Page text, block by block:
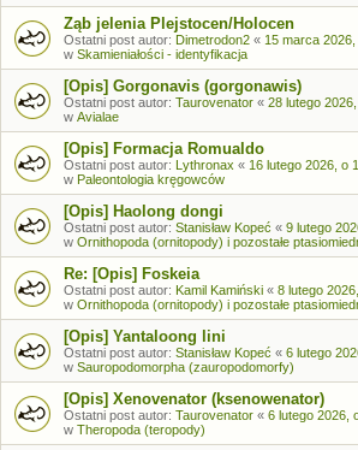
Ząb jelenia Plejstocen/Holocen
Ostatni post autor: Dimetrodon2 « 15 marca
w Skamieniałości - identyfikacja
[Opis] Gorgonavis (gorgonawis)
Ostatni post autor: Taurovenator « 28 lutego
w Avialae
[Opis] Formacja Romualdo
Ostatni post autor: Lythronax « 16 lutego 2026, o
w Paleontologia kręgowców
[Opis] Haolong dongi
Ostatni post autor: Stanisław Kopeć « 9 lutego
w Ornithopoda (ornitopody) i pozostałe
Re: [Opis] Foskeia
Ostatni post autor: Kamil Kamiński « 8 lutego
w Ornithopoda (ornitopody) i pozostałe
[Opis] Yantaloong lini
Ostatni post autor: Stanisław Kopeć « 6 lutego
w Sauropodomorpha (zauropodomorfy)
[Opis] Xenovenator (ksenowenator)
Ostatni post autor: Taurovenator « 6 lutego 2026,
w Theropoda (teropody)